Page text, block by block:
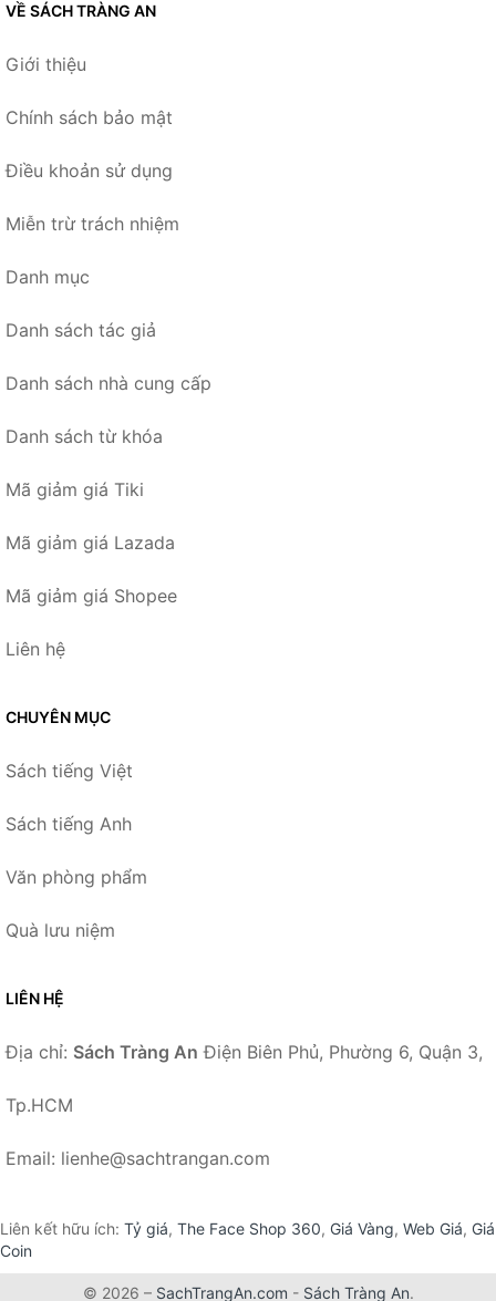
VỀ SÁCH TRÀNG AN
Giới thiệu
Chính sách bảo mật
Điều khoản sử dụng
Miễn trừ trách nhiệm
Danh mục
Danh sách tác giả
Danh sách nhà cung cấp
Danh sách từ khóa
Mã giảm giá Tiki
Mã giảm giá Lazada
Mã giảm giá Shopee
Liên hệ
CHUYÊN MỤC
Sách tiếng Việt
Sách tiếng Anh
Văn phòng phẩm
Quà lưu niệm
LIÊN HỆ
Địa chỉ: Sách Tràng An Điện Biên Phủ, Phường 6, Quận 3,
Tp.HCM
Email: lienhe@sachtrangan.com
Liên kết hữu ích: Tỷ giá, The Face Shop 360, Giá Vàng, Web Giá, Giá
Coin
© 2026 – SachTrangAn.com - Sách Tràng An.